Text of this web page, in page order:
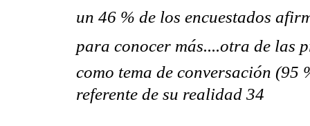
un 46 % de los encuestados
para conocer más....otra de
como tema de conversación
referente de su realidad 34